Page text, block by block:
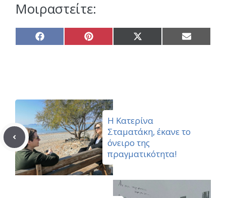
Μοιραστείτε:
Share
on
Share
on
Share
on
Share
on
Η Κατερίνα
Σταματάκη, έκανε το
όνειρο της
πραγματικότητα!